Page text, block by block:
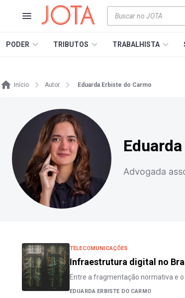
PODER TRIBUTOS TRABALHISTA
Início Autor Eduarda Erbiste do Carmo
Advogada
TELECOMUNICAÇÕES
Infraestrutura digital no
Entre a fragmentação normativa e
EDUARDA ERBISTE DO CARMO